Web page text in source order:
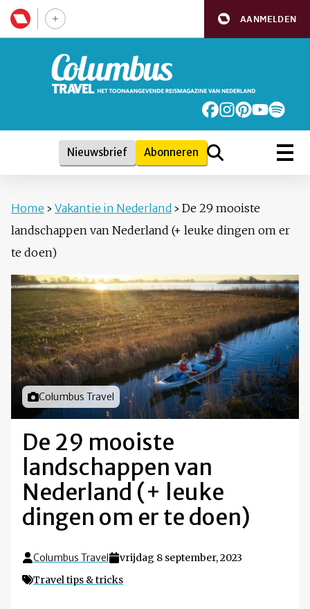
AANMELDEN
Nieuwsbrief Abonneren
Home › Vakantie in Nederland › De 29 mooiste
landschappen van Nederland (+ leuke dingen om er
te doen)
Foto door
Columbus Travel
De 29 mooiste
landschappen van
Nederland (+ leuke
dingen om er te doen)
Columbus Travel
vrijdag 8 september, 2023
Travel tips & tricks